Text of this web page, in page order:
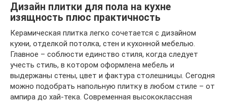
Дизайн плитки для пола на кухне
изящность плюс практичность
Керамическая плитка легко сочетается с дизайном
кухни, отделкой потолка, стен и кухонной мебелью.
Главное – соблюсти единство стиля, когда следует
учесть стиль, в котором оформлена мебель и
выдержаны стены, цвет и фактура столешницы. Сегодня
можно подобрать напольную плитку в любом стиле – от
ампира до хай-тека. Современная высококлассная